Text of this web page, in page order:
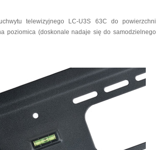
telewizyjnego LC-U3S 63C do powierzchni
poziomica (doskonale nadaje się do samodzielnego